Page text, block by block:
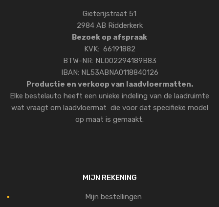
Gieterijstraat 51
2984 AB Ridderkerk
Bezoek op afspraak
KVK: 66191882
BTW-NR: NL002294189B83
IBAN: NL53ABNA0118840126
Productie en verkoop van laadvloermatten.
Elke bestelauto heeft een unieke indeling van de laadruimte
wat vraagt om laadvloermat die voor dat specifieke model
op maat is gemaakt.
MIJN REKENING
Mijn bestellingen